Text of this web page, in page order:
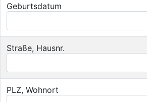
Geburtsdatum
Straße, Hausnr.
PLZ, Wohnort